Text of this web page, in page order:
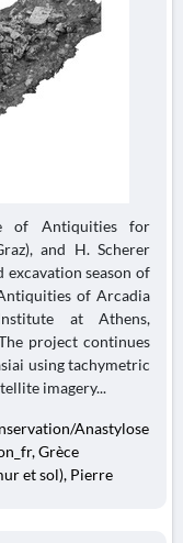
of Antiquities for
and H. Scherer
excavation season of
of Arcadia
at Athens,
project continues
using tachymetric
imagery...
Anastylose
Grèce
et sol), Pierre